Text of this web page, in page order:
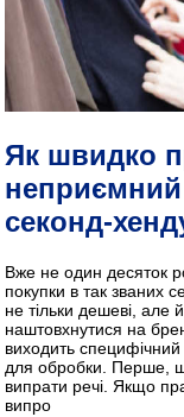
Як швидко
неприємний
секонд-
Вже не один десяток
покупки в так званих
не тільки дешеві, але
наштовхнутися на
виходить
для обробки. Перше,
випрати речі. Якщо
випро